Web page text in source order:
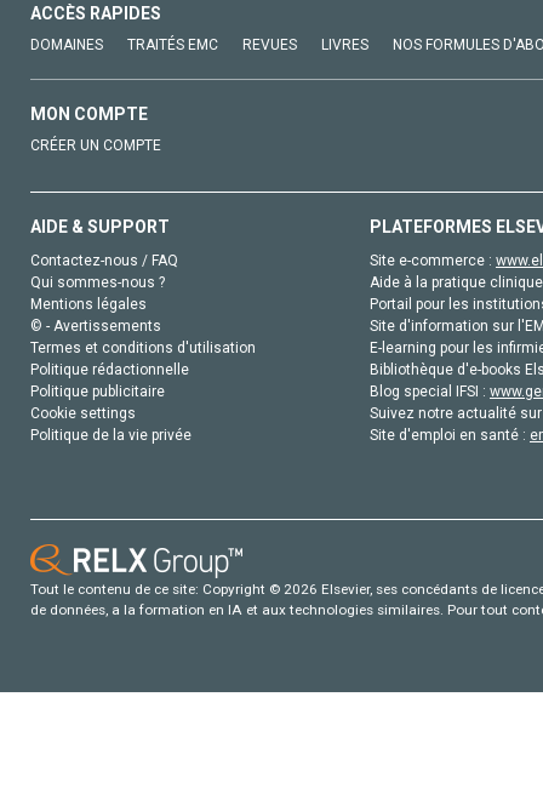
ACCÈS RAPIDES
DOMAINES TRAITÉS EMC REVUES LIVRES NOS FORMULES
MON COMPTE
CRÉER UN COMPTE
AIDE & SUPPORT
Contactez-nous / FAQ
Qui sommes-nous ?
Mentions légales
© - Avertissements
Termes et conditions d'utilisation
Politique rédactionnelle
Politique publicitaire
Cookie settings
Politique de la vie privée
PLATEFORMES
Site e-commerce :
Aide à la pratique
Portail pour les
Site d'information sur
E-learning pour les
Bibliothèque d'e-books
Blog special IFSI :
Suivez notre actualité
Site d'emploi en santé :
Tout le contenu de ce site: Copyright © 2026 Elsevier, ses concédants de
de données, a la formation en IA et aux technologies similaires. Pour tout